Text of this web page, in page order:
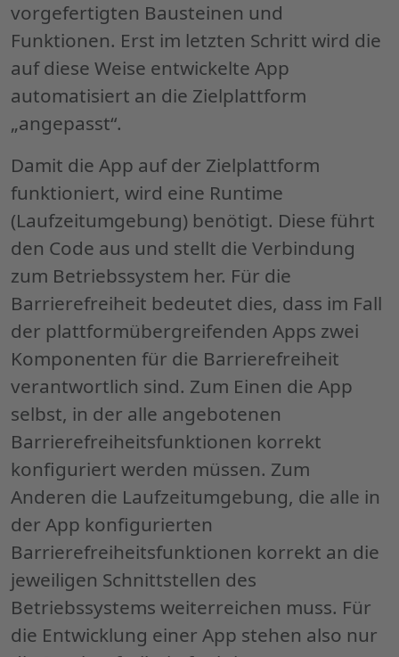
vorgefertigten Bausteinen und
Funktionen. Erst im letzten Schritt wird die
auf diese Weise entwickelte App
automatisiert an die Zielplattform
„angepasst“.
Damit die App auf der Zielplattform
funktioniert, wird eine Runtime
(Laufzeitumgebung) benötigt. Diese führt
den Code aus und stellt die Verbindung
zum Betriebssystem her. Für die
Barrierefreiheit bedeutet dies, dass im Fall
der plattformübergreifenden Apps zwei
Komponenten für die Barrierefreiheit
verantwortlich sind. Zum Einen die App
selbst, in der alle angebotenen
Barrierefreiheitsfunktionen korrekt
konfiguriert werden müssen. Zum
Anderen die Laufzeitumgebung, die alle in
der App konfigurierten
Barrierefreiheitsfunktionen korrekt an die
jeweiligen Schnittstellen des
Betriebssystems weiterreichen muss. Für
die Entwicklung einer App stehen also nur